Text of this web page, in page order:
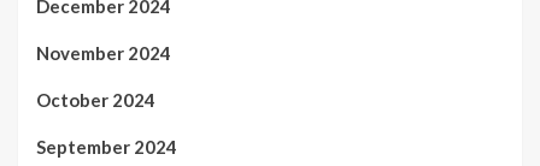
December 2024
November 2024
October 2024
September 2024